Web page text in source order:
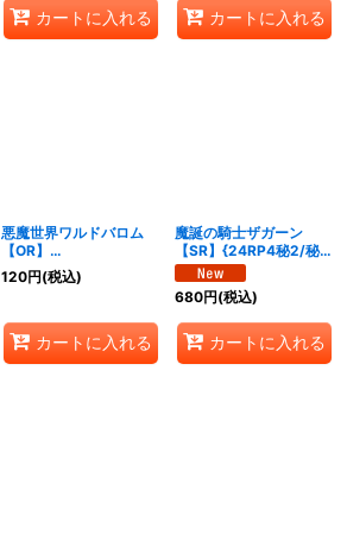
カートに入れる カートに入れる
悪魔世界ワルドバロム
【OR】
{24RP4OR1/OR1}
《多》
120円(税込)
カートに入れる
魔誕の騎士ザガーン
【SR】{24RP4秘2/秘
24}《光》
680円(税込)
カートに入れる